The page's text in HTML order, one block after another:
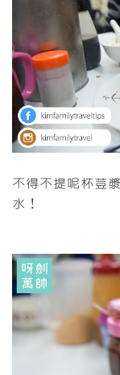
不得不提呢杯荳
水！